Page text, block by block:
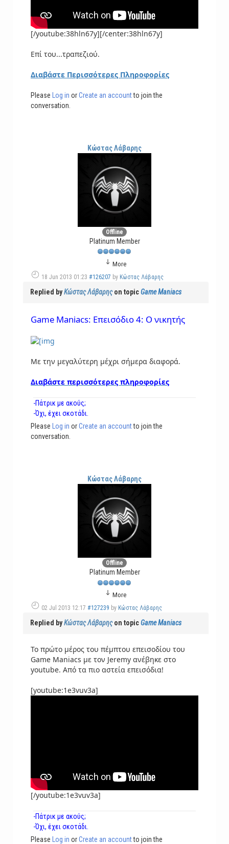
[/youtube:38hln67y][/center:38hln67y]
Επί του...τραπεζιού.
Διαβάστε Περισσότερες Πληροφορίες
Please Log in orCreate an accountto join the
conversation.
Κώστας Λάβαρης
Offline
Platinum Member
More
18 Jun 2013 01:23 #126207 by Κώστας Λάβαρης
Replied byΚώστας Λάβαρηςon topicGame Maniacs
Game Maniacs: Επεισόδιο 4: Ο νικητής
Με την μεγαλύτερη μέχρι σήμερα διαφορά.
Διαβάστε περισσότερες πληροφορίες
-Πάτρικ με ακούς;
-Όχι, έχει σκοτάδι.
Please
Log in orCreate an accountto join the
conversation.
Κώστας Λάβαρης
Offline
Platinum Member
More
02 Jul 2013 12:17 #127239 by Κώστας Λάβαρης
Replied byΚώστας Λάβαρηςon topicGame Maniacs
Το πρώτο μέρος του πέμπτου επεισοδίου του
Game Maniacs με τον Jeremy ανέβηκε στο
youtube. Από τα πιο αστεία επεισόδια!
[youtube:1e3vuv3a]
[/youtube:1e3vuv3a]
-Πάτρικ με ακούς;
-Όχι, έχει σκοτάδι.
Please
Log in orCreate an accountto join the